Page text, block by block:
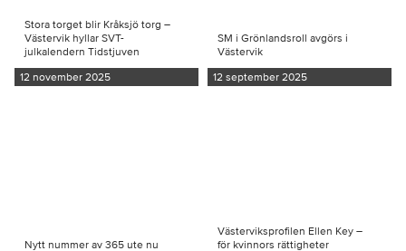
Stora torget blir Kråksjö torg –
Västervik hyllar SVT-
julkalendern Tidstjuven
12 november 2025
SM i Grönlandsroll avgörs i
Västervik
12 september 2025
Nytt nummer av 365 ute nu
Västerviksprofilen Ellen Key –
för kvinnors rättigheter